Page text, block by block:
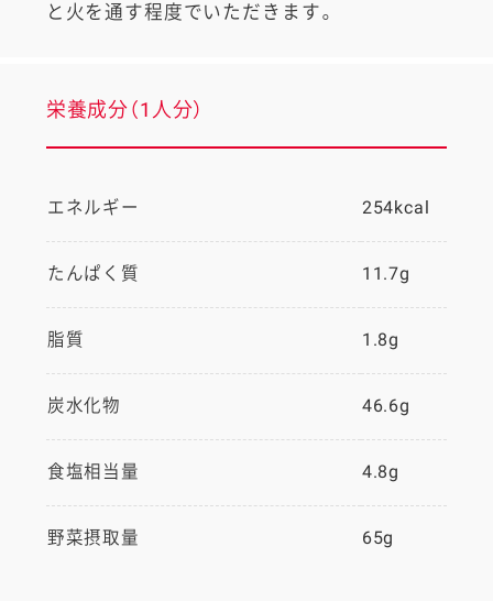
と火を通す程度でいただきます。
栄養成分（1人分）
エネルギー 254kcal
たんぱく質 11.7g
脂質 1.8g
炭水化物 46.6g
食塩相当量 4.8g
野菜摂取量 65g